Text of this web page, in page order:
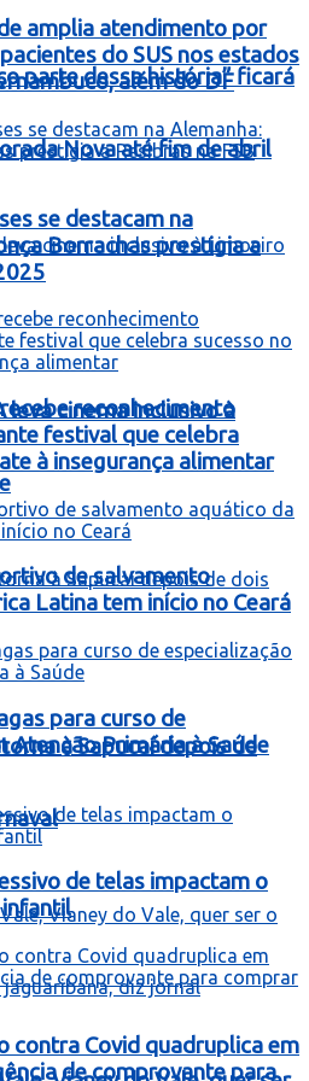
parte dessa história” ficará
Nova até fim de abril
leva cinema inclusivo à
à Sapucaí depois de
amplia atendimento por
do SUS nos estados
além do DF
se destacam na
Borrachas prestigia a
reconhecimento
festival que celebra
à insegurança alimentar
de salvamento
Latina tem início no Ceará
para curso de
Atenção Primária à Saúde
de telas impactam o
contra Covid quadruplica em
de comprovante para